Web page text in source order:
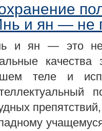
и ян — не
и ян — это не
теле и